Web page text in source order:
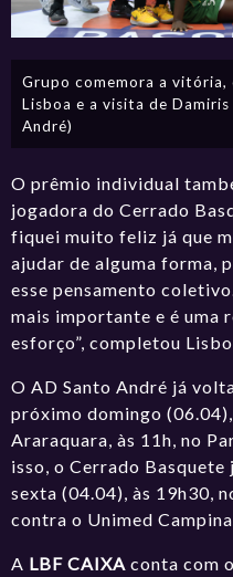
Grupo comemora a
Lisboa e a visita de
André)
O prêmio individual
jogadora do Cerrado
fiquei muito feliz já que
ajudar de alguma forma,
esse pensamento
mais importante e é uma
esforço”, completou
O AD Santo André já
próximo domingo
Araraquara, às 11h, no
isso, o Cerrado Basquete
sexta (04.04), às 19h30,
contra o Unimed
A LBF CAIXA conta com